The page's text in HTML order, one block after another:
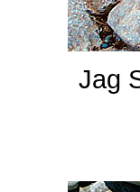
Jag